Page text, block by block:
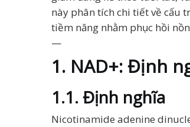
này phân tích chi tiết về cấu
tiềm năng nhằm phục hồi
—
1. NAD+: Định
1.1. Định nghĩa
Nicotinamide adenine